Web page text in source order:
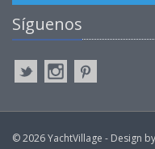
Síguenos
© 2026 YachtVillage - Design